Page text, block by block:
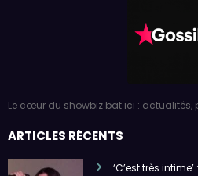
Le cœur du showbiz bat ici : actualités,
ARTICLES RÉCENTS
‘C’est très